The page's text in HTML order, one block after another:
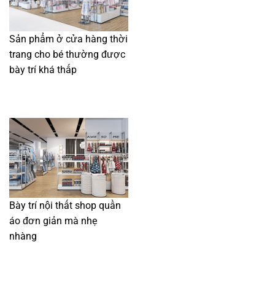
Sản phẩm ở cửa hàng thời
trang cho bé thường được
bày trí khá thấp
Bày trí nội thất shop quần
áo đơn giản mà nhẹ
nhàng